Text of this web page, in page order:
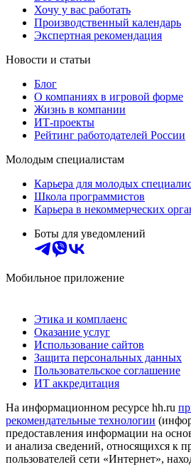
Хочу у вас работать
Производственный календарь
Экспертная рекомендация
Новости и статьи
Блог
О компаниях в игровой форме
Жизнь в компании
ИТ-проекты
Рейтинг работодателей России
Молодым специалистам
Карьера для молодых
Школа программистов
Карьера в некоммерческих
Боты для уведомлений
Мобильное приложение
Этика и комплаенс
Оказание услуг
Использование сайтов
Защита персональных данных
Пользовательское соглашение
ИТ аккредитация
На информационном ресурсе hh.ru
рекомендательные технологии
предоставления информации на
и анализа сведений, относящихся к
пользователей сети «Интернет»,